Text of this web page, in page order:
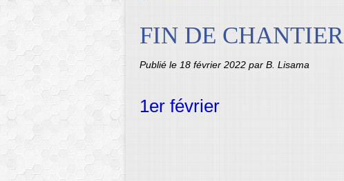
FIN DE CHANTIER
Publié le 18 février 2022 par B. Lisama
1er février